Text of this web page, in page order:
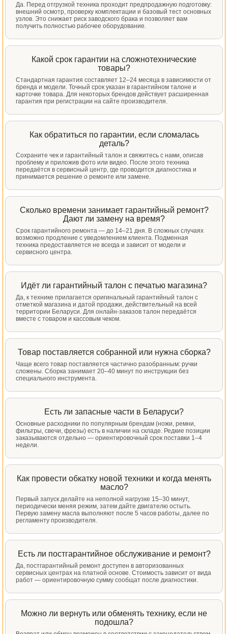
Да. Перед отгрузкой техника проходит предпродажную подготовку:
внешний осмотр, проверку комплектации и базовый тест основных
узлов. Это снижает риск заводского брака и позволяет вам
получить полностью рабочее оборудование.
Какой срок гарантии на сложнотехнические
товары?
Стандартная гарантия составляет 12–24 месяца в зависимости от
бренда и модели. Точный срок указан в гарантийном талоне и
карточке товара. Для некоторых брендов действует расширенная
гарантия при регистрации на сайте производителя.
Как обратиться по гарантии, если сломалась
деталь?
Сохраните чек и гарантийный талон и свяжитесь с нами, описав
проблему и приложив фото или видео. После этого техника
передаётся в сервисный центр, где проводится диагностика и
принимается решение о ремонте или замене.
Сколько времени занимает гарантийный ремонт?
Дают ли замену на время?
Срок гарантийного ремонта — до 14–21 дня. В сложных случаях
возможно продление с уведомлением клиента. Подменная
техника предоставляется не всегда и зависит от модели и
сервисного центра.
Идёт ли гарантийный талон с печатью магазина?
Да, к технике прилагается оригинальный гарантийный талон с
отметкой магазина и датой продажи, действительный на всей
территории Беларуси. Для онлайн-заказов талон передаётся
вместе с товаром и кассовым чеком.
Товар поставляется собранной или нужна сборка?
Чаще всего товар поставляется частично разобранным: ручки
сложены. Сборка занимает 20–40 минут по инструкции без
специального инструмента.
Есть ли запасные части в Беларуси?
Основные расходники по популярным брендам (ножи, ремни,
фильтры, свечи, фрезы) есть в наличии на складе. Редкие позиции
заказываются отдельно — ориентировочный срок поставки 1–4
недели.
Как провести обкатку новой техники и когда менять
масло?
Первый запуск делайте на неполной нагрузке 15–30 минут,
периодически меняя режим, затем дайте двигателю остыть.
Первую замену масла выполняют после 5 часов работы, далее по
регламенту производителя.
Есть ли постгарантийное обслуживание и ремонт?
Да, постгарантийный ремонт доступен в авторизованных
сервисных центрах на платной основе. Стоимость зависит от вида
работ — ориентировочную сумму сообщат после диагностики.
Можно ли вернуть или обменять технику, если не
подошла?